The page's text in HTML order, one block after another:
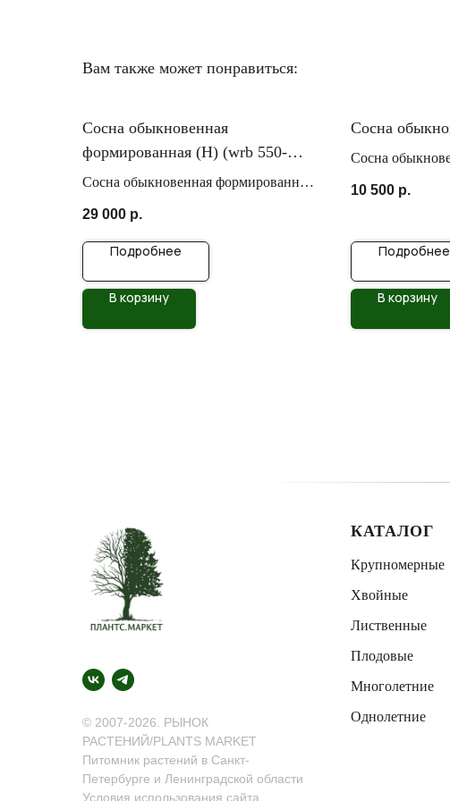
Вам также может понравиться:
Сосна обыкновенная
формированная (Н) (wrb 550-
600_)
Сосна обыкновенная формированная
29 000 р.
Подробнее
В корзину
Сосна
Сосна
10 500 р.
Подробнее
В корзину
© 2007-2026. РЫНОК
РАСТЕНИЙ/PLANTS MARKET
Питомник растений в Санкт-
Петербурге и Ленинградской области
Условия использования сайта
КАТАЛОГ
Крупномерные
Хвойные
Лиственные
Плодовые
Многолетние
Однолетние